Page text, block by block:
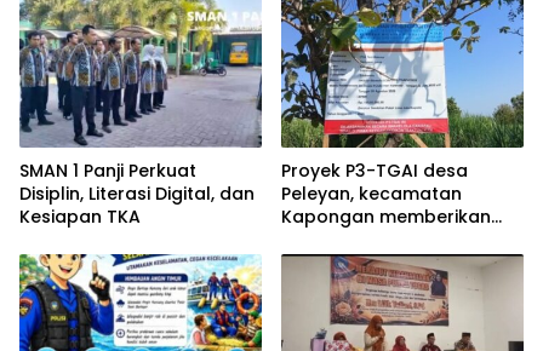
SMAN 1 Panji Perkuat
Disiplin, Literasi Digital, dan
Kesiapan TKA
Proyek P3-TGAI desa
Peleyan, kecamatan
Kapongan memberikan